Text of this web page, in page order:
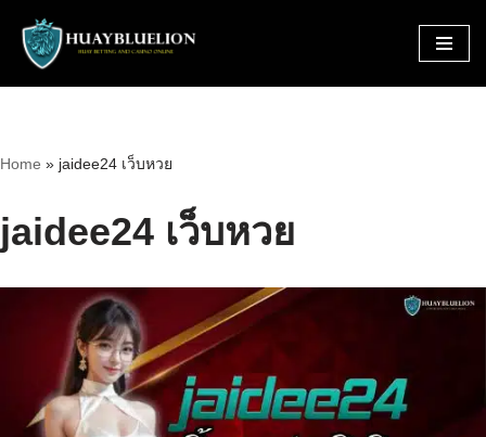
Skip
to
Home » jaidee24 เว็บหวย
jaidee24 เว็บหวย